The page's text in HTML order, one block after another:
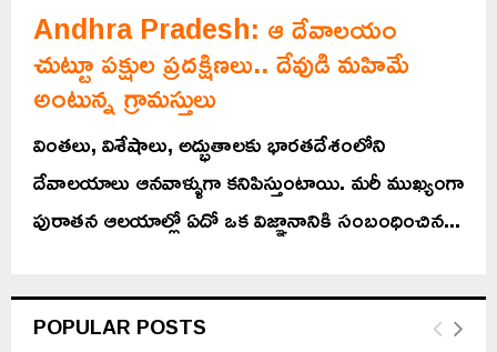
Andhra Pradesh: ఆ దేవాలయం
చుట్టూ పక్షుల ప్రదక్షిణలు.. దేవుడి మహిమే
అంటున్న గ్రామస్తులు
వింతలు, విశేషాలు, అద్భుతాలకు భారతదేశంలోని
దేవాలయాలు ఆనవాళ్ళుగా కనిపిస్తుంటాయి. మరీ ముఖ్యంగా
పురాతన ఆలయాల్లో ఏదో ఒక విజ్ఞానానికి సంబంధించిన...
POPULAR POSTS